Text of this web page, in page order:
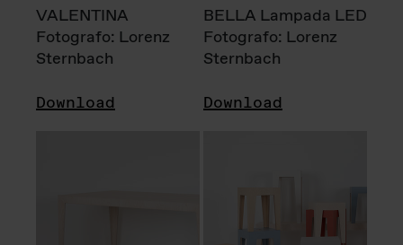
VALENTINA
Fotografo: Lorenz
Sternbach
Download
BELLA Lampada LED
Fotografo: Lorenz
Sternbach
Download